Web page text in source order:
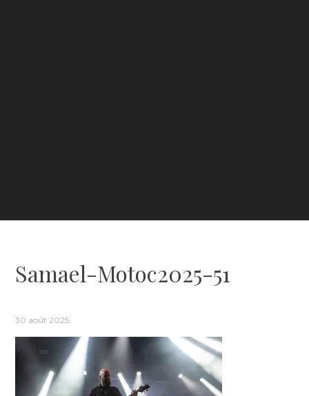
Samael-Motoc2025-51
30 août 2025